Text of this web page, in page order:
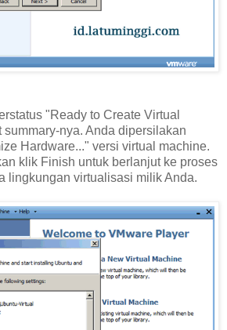
"Ready to Create Virtual
summary-nya. Anda dipersilakan
Hardware..." versi virtual machine.
klik Finish untuk berlanjut ke proses
lingkungan virtualisasi milik Anda.